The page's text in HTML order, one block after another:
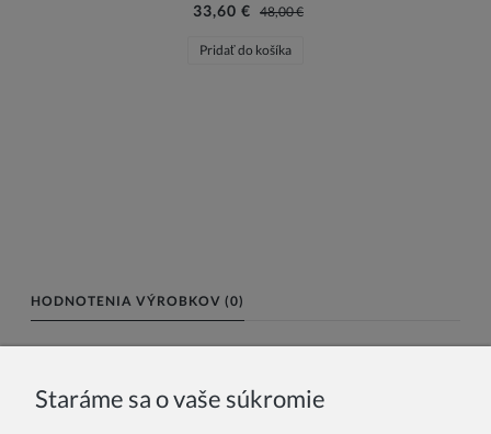
33,60 € 48,00 €
Pridať do košíka
HODNOTENIA VÝROBKOV (0)
Staráme sa o vaše súkromie